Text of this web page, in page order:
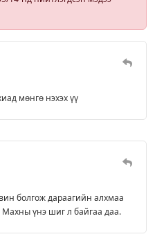
мөнгө нэхэх үү
болгож дараагийн алхмаа
Махны үнэ шиг л байгаа даа.